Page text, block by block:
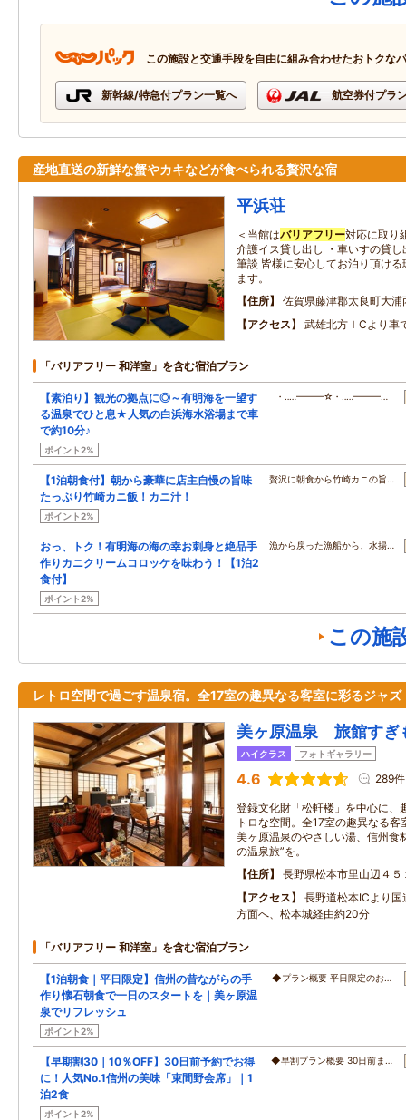
この施設と交通手段を自由に組み合わせたおトクな
新幹線/特急付プラン一覧へ 航空券付プラ
産地直送の新鮮な蟹やカキなどが食べられる贅沢な宿
平浜荘
＜当館はバリアフリー対応に取り
介護イス貸し出し ・車いすの貸
筆談 皆様に安心してお泊り頂け
ます。
住所
佐賀県藤津郡太良町大浦
アクセス
武雄北方ＩCより車
「バリアフリー 和洋室」を含む宿泊プラン
【素泊り】観光の拠点に◎～有明海を一望す
る温泉でひと息★人気の白浜海水浴場まで車
で約10分♪
ポイント2%
・‥…━━━☆・‥…━━━…
【1泊朝食付】朝から豪華に店主自慢の旨味
たっぷり竹崎カニ飯！カニ汁！
ポイント2%
贅沢に朝食から竹崎カニの旨…
おっ、トク！有明海の海の幸お刺身と絶品手
作りカニクリームコロッケを味わう！【1泊2
食付】
ポイント2%
漁から戻った漁船から、水揚…
この施
レトロ空間で過ごす温泉宿。全17室の趣異なる客室に彩るジャズ
美ヶ原温泉 旅館すぎ
ハイクラス フォトギャラリー
4.6 289件
登録文化財「松軒楼」を中心に、
トロな空間。全17室の趣異なる
美ヶ原温泉のやさしい湯、信州食
の温泉旅”を。
住所
長野県松本市里山辺４５
アクセス
長野道松本ICより
方面へ、松本城経由約20分
「バリアフリー 和洋室」を含む宿泊プラン
【1泊朝食｜平日限定】信州の昔ながらの手
作り懐石朝食で一日のスタートを｜美ヶ原温
泉でリフレッシュ
ポイント2%
◆プラン概要 平日限定のお…
【早期割30｜10％OFF】30日前予約でお得
に！人気No.1信州の美味「束間野会席」｜1
泊2食
ポイント2%
◆早割プラン概要 30日前ま…